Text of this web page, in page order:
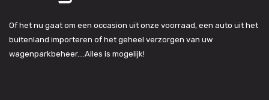
Of het nu gaat om een occasion uit onze voorraad, een auto uit het
buitenland importeren of het geheel verzorgen van uw
wagenparkbeheer….Alles is mogelijk!